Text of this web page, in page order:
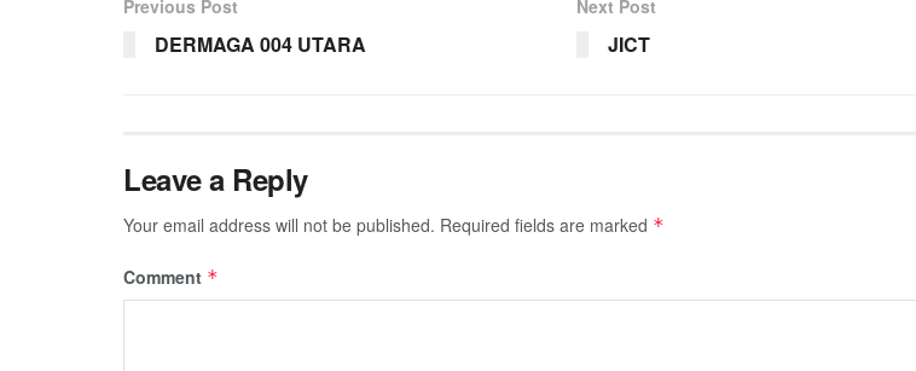
Previous Post
DERMAGA 004 UTARA
Next Post
JICT
Leave a Reply
Your email address will not be published. Required fields are marked *
Comment *